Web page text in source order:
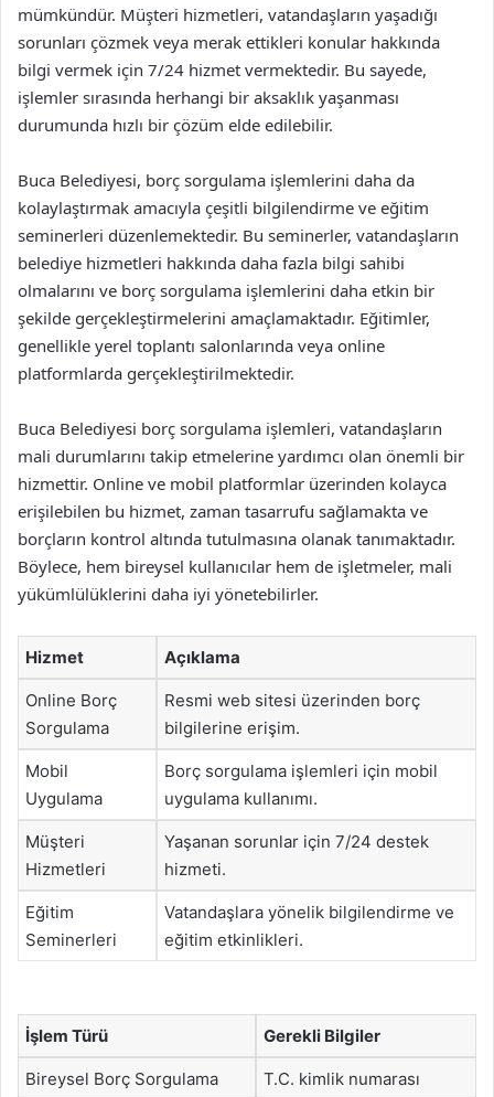
mümkündür. Müşteri hizmetleri, vatandaşların yaşadığı
sorunları çözmek veya merak ettikleri konular hakkında
bilgi vermek için 7/24 hizmet vermektedir. Bu sayede,
işlemler sırasında herhangi bir aksaklık yaşanması
durumunda hızlı bir çözüm elde edilebilir.
Buca Belediyesi, borç sorgulama işlemlerini daha da
kolaylaştırmak amacıyla çeşitli bilgilendirme ve eğitim
seminerleri düzenlemektedir. Bu seminerler, vatandaşların
belediye hizmetleri hakkında daha fazla bilgi sahibi
olmalarını ve borç sorgulama işlemlerini daha etkin bir
şekilde gerçekleştirmelerini amaçlamaktadır. Eğitimler,
genellikle yerel toplantı salonlarında veya online
platformlarda gerçekleştirilmektedir.
Buca Belediyesi borç sorgulama işlemleri, vatandaşların
mali durumlarını takip etmelerine yardımcı olan önemli bir
hizmettir. Online ve mobil platformlar üzerinden kolayca
erişilebilen bu hizmet, zaman tasarrufu sağlamakta ve
borçların kontrol altında tutulmasına olanak tanımaktadır.
Böylece, hem bireysel kullanıcılar hem de işletmeler, mali
yükümlülüklerini daha iyi yönetebilirler.
Hizmet Açıklama
Online Borç
Sorgulama
Resmi web sitesi üzerinden borç
bilgilerine erişim.
Mobil
Uygulama
Borç sorgulama işlemleri için mobil
uygulama kullanımı.
Müşteri
Hizmetleri
Yaşanan sorunlar için 7/24 destek
hizmeti.
Eğitim
Seminerleri
Vatandaşlara yönelik bilgilendirme ve
eğitim etkinlikleri.
İşlem Türü Gerekli Bilgiler
Bireysel Borç Sorgulama T.C. kimlik numarası